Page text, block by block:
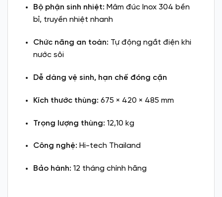
Bộ phận sinh nhiệt: Mâm đúc Inox 304 bền
bỉ, truyền nhiệt nhanh
Chức năng an toàn: Tự động ngắt điện khi
nước sôi
Dễ dàng vệ sinh, hạn chế đóng cặn
Kích thước thùng: 675 × 420 × 485 mm
Trọng lượng thùng: 12,10 kg
Công nghệ: Hi-tech Thailand
Bảo hành: 12 tháng chính hãng